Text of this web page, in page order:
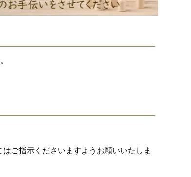
ご指示くださいますようお願いいたしま